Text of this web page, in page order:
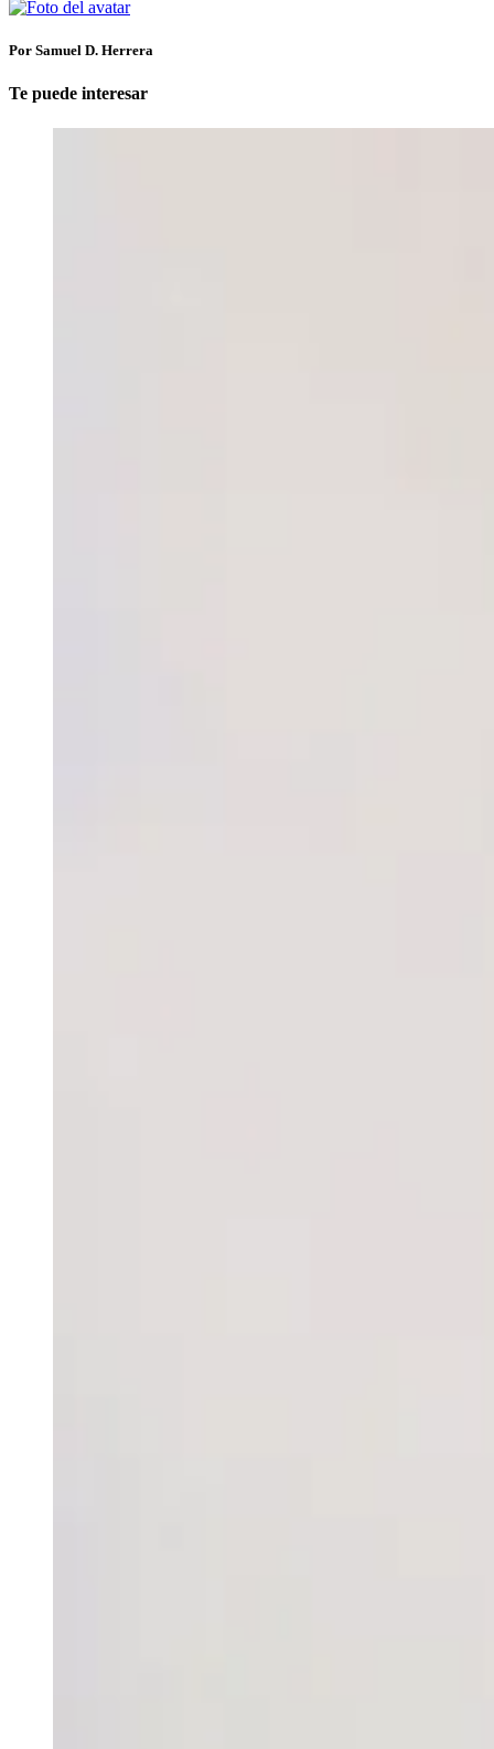
Por Samuel D. Herrera
Te puede interesar